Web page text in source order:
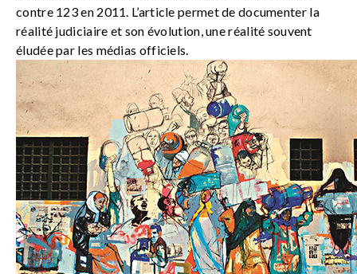
contre 123 en 2011. L’article permet de documenter la
réalité judiciaire et son évolution, une réalité souvent
éludée par les médias officiels.